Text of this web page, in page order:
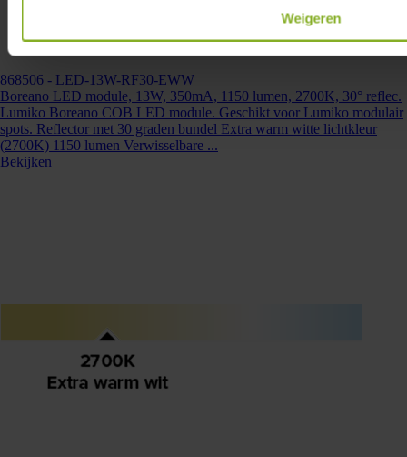
Weigeren
868506 - LED-13W-RF30-EWW
Boreano LED module, 13W, 350mA, 1150 lumen, 2700K, 30° reflec.
Lumiko Boreano COB LED module. Geschikt voor Lumiko modulair
spots. Reflector met 30 graden bundel Extra warm witte lichtkleur
(2700K) 1150 lumen Verwisselbare ...
Bekijken